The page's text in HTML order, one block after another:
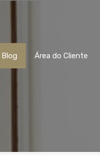
Blog Área do Cliente